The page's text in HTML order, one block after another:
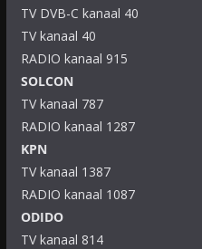
TV DVB-C kanaal 40
TV kanaal 40
RADIO kanaal 915
SOLCON
TV kanaal 787
RADIO kanaal 1287
KPN
TV kanaal 1387
RADIO kanaal 1087
ODIDO
TV kanaal 814